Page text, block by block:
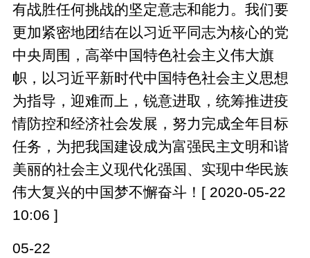
有战胜任何挑战的坚定意志和能力。我们要
更加紧密地团结在以习近平同志为核心的党
中央周围，高举中国特色社会主义伟大旗
帜，以习近平新时代中国特色社会主义思想
为指导，迎难而上，锐意进取，统筹推进疫
情防控和经济社会发展，努力完成全年目标
任务，为把我国建设成为富强民主文明和谐
美丽的社会主义现代化强国、实现中华民族
伟大复兴的中国梦不懈奋斗！[ 2020-05-22
10:06 ]
05-22